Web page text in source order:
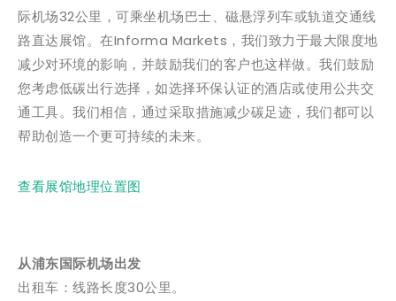
际机场32公里，可乘坐机场巴士、磁悬浮列车或轨道交通线
路直达展馆。在Informa Markets，我们致力于最大限度地
减少对环境的影响，并鼓励我们的客户也这样做。我们鼓励
您考虑低碳出行选择，如选择环保认证的酒店或使用公共交
通工具。我们相信，通过采取措施减少碳足迹，我们都可以
帮助创造一个更可持续的未来。
查看展馆地理位置图
从浦东国际机场出发
出租车：线路长度30公里。